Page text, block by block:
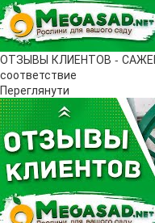
ОТЗЫВЫ КЛИЕНТОВ -
соответствие
Переглянути